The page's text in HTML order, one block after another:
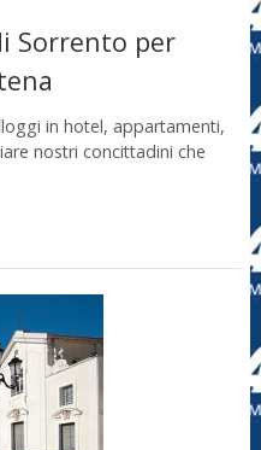
Sorrento per
in hotel, appartamenti,
nostri concittadini che